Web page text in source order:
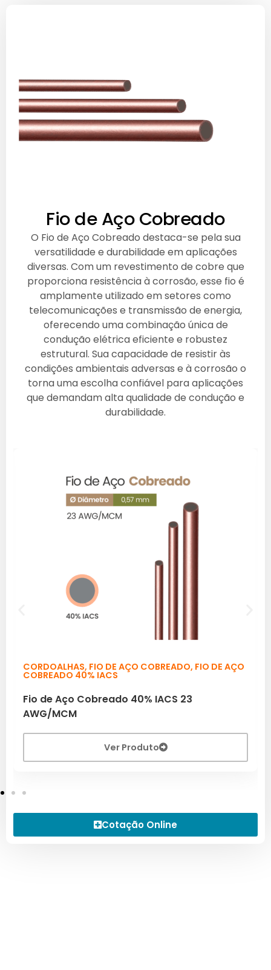
Fio de Aço Cobreado
O Fio de Aço Cobreado destaca-se pela sua
versatilidade e durabilidade em aplicações
diversas. Com um revestimento de cobre que
proporciona resistência à corrosão, esse fio é
amplamente utilizado em setores como
telecomunicações e transmissão de energia,
oferecendo uma combinação única de
condução elétrica eficiente e robustez
estrutural. Sua capacidade de resistir às
condições ambientais adversas e à corrosão o
torna uma escolha confiável para aplicações
que demandam alta qualidade de condução e
durabilidade.
CORDOALHAS, FIO DE AÇO COBREADO, FIO DE AÇO
COBREADO 40% IACS
Fio de Aço Cobreado 40% IACS 23
AWG/MCM
Ver Produto
Cotação Online